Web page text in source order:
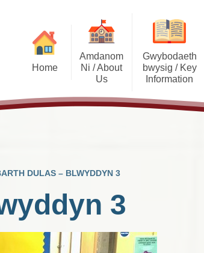
Home
Amdanom
Ni / About
Us
Starter Iaith
Visions and Values
Contact Details
Cyngor ysgol School Council
Gwybodaeth
bwysig / Key
Information
Llywodraethwyr / Governors
DULAS – BLWYDDYN 3
3